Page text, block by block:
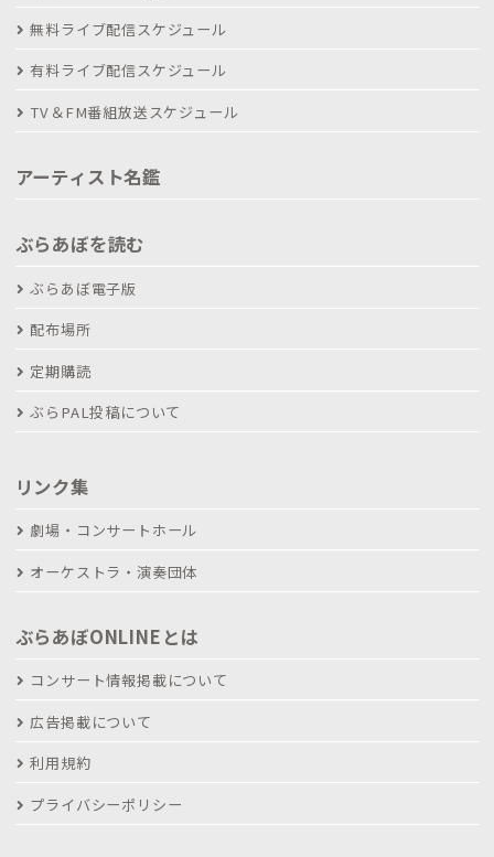
無料ライブ配信スケジュール
有料ライブ配信スケジュール
TV＆FM番組放送スケジュール
アーティスト名鑑
ぶらあぼを読む
ぶらあぼ電子版
配布場所
定期購読
ぶらPAL投稿について
リンク集
劇場・コンサートホール
オーケストラ・演奏団体
ぶらあぼONLINEとは
コンサート情報掲載について
広告掲載について
利用規約
プライバシーポリシー